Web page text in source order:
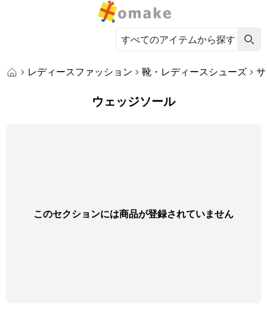
レディースファッション 靴・レディースシューズ
ウェッジソール
このセクションには商品が登録されていません